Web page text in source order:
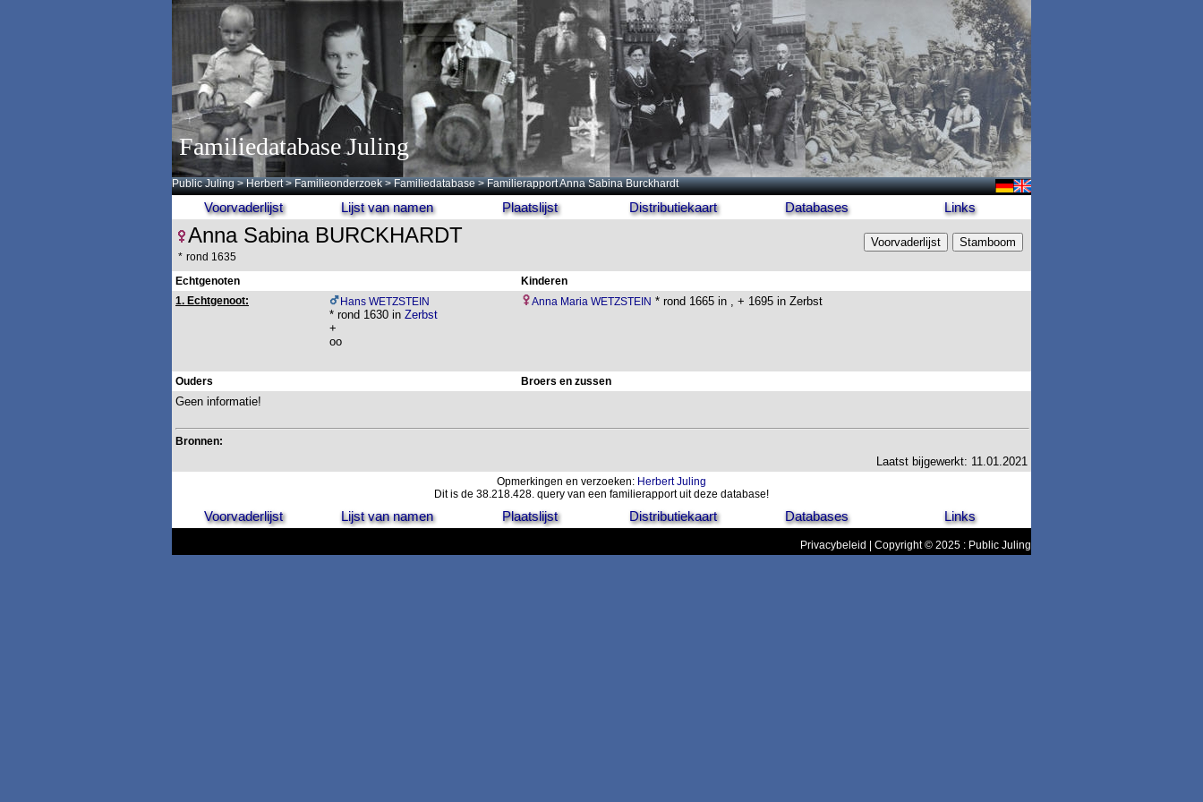
Familiedatabase Juling
Public Juling >Herbert >Familieonderzoek >Familiedatabase > Familierapport Anna Sabina Burckhardt
Voorvaderlijst Lijst van namen Plaatslijst Distributiekaart Databases Links
Anna Sabina BURCKHARDT
* rond 1635
Echtgenoten
Kinderen
1. Echtgenoot:
Hans WETZSTEIN
* rond 1630 in Zerbst
+
oo
Anna Maria WETZSTEIN * rond 1665 in , + 1695 in Zerbst
Ouders Broers en zussen
Geen informatie!
Bronnen:
Laatst bijgewerkt: 11.01.2021
Opmerkingen en verzoeken: Herbert Juling
Dit is de 38.218.428. query van een familierapport uit deze database!
Voorvaderlijst Lijst van namen Plaatslijst Distributiekaart Databases Links
Privacybeleid | Copyright © 2025 : Public Juling